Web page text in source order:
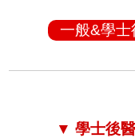
一般&學士
▼ 學士後